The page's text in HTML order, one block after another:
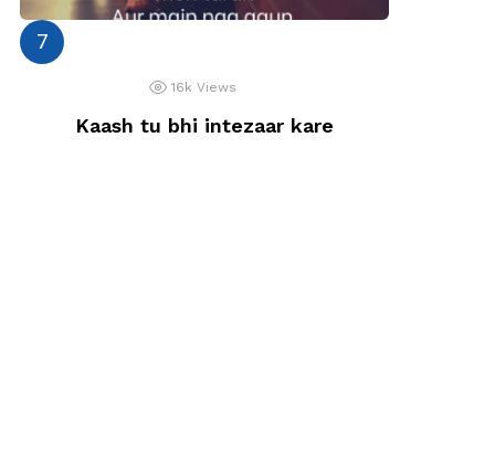
16k Views
Kaash tu bhi intezaar kare